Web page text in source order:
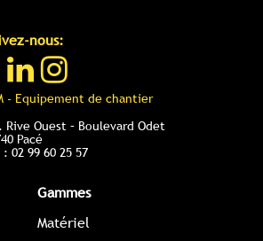
nous:
- Equipement de chantier
Rive Ouest – Boulevard Odet
Pacé
02 99 60 25 57
Gammes
Matériel